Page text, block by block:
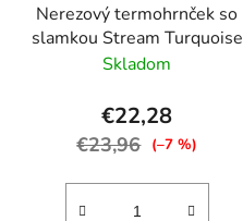
Nerezový termohrnček so
slamkou Stream Turquoise
1200 ml
Skladom
€22,28
€23,96 (–7 %)